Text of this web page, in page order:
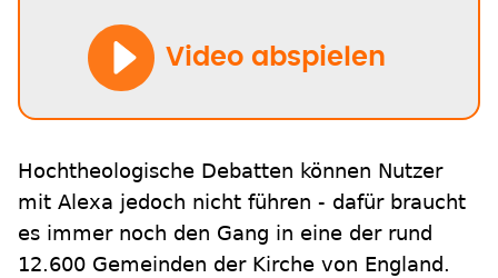
Video abspielen
Hochtheologische Debatten können Nutzer
mit Alexa jedoch nicht führen - dafür braucht
es immer noch den Gang in eine der rund
12.600 Gemeinden der Kirche von England.